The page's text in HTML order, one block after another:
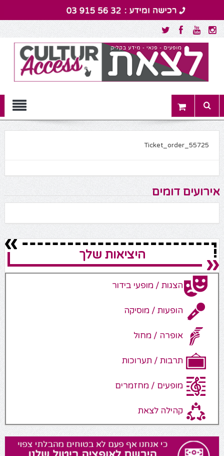
Menu
Ticket_order_55725
אירועים דומים
היציאות שלך
הצגות / מופעי בידור
הופעות / מוסיקה
אופרה / מחול
תרבות / תערוכות
מופעים / מחזמרים
קהילה לצאת